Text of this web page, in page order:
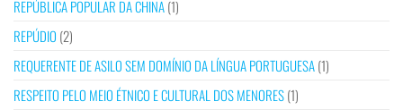
REPÚBLICA POPULAR DA CHINA(1)
REPÚDIO (2)
REQUERENTE DE ASILO SEM DOMÍNIO DA LÍNGUA PORTUGUESA(1)
RESPEITO PELO MEIO ÉTNICO E CULTURAL DOS MENORES(1)